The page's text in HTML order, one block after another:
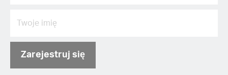
Zarejestruj się